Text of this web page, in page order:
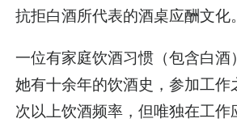
抗拒白酒所代表的酒桌应酬文化。
一位有家庭饮酒习惯（包含白酒
她有十余年的饮酒史，参加工作
次以上饮酒频率，但唯独在工作